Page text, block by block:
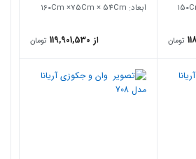
تومان
ابعاد: ۱6۰Cm ×75Cm × 54Cm
از 119,901,530 تومان